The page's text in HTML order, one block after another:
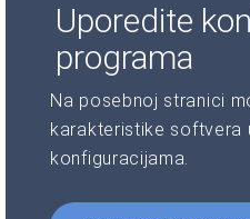
Uporedite
programa
Na posebnoj stranici
karakteristike softvera
konfiguracijama.